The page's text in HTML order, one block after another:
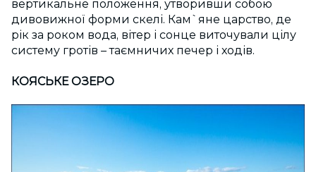
вертикальне положення, утворивши собою
дивовижної форми скелі. Кам`яне царство, де
рік за роком вода, вітер і сонце виточували цілу
систему гротів – таємничих печер і ходів.
КОЯСЬКЕ ОЗЕРО